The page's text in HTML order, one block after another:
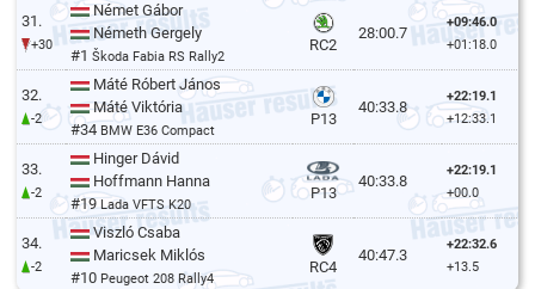
31.
+30
Német Gábor
Németh Gergely
#1Škoda Fabia RS Rally2
RC2
28:00.7
+09:46.0
+01:18.0
32.
-2
Máté Róbert János
Máté Viktória
#34 BMW E36 Compact
P13
40:33.8
+22:19.1
+12:33.1
33.
-2
Hinger Dávid
Hoffmann Hanna
#19Lada VFTS K20
P13
40:33.8
+22:19.1
+00.0
34.
-2
Viszló Csaba
Maricsek Miklós
#10 Peugeot 208 Rally4
RC4
40:47.3
+22:32.6
+13.5